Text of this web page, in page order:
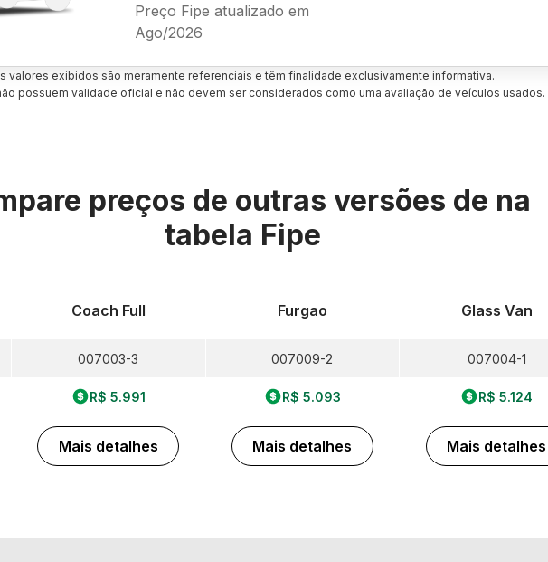
Preço Fipe atualizado em
Ago/2026
valores exibidos são meramente referenciais e têm finalidade exclusivamente informativa.
possuem validade oficial e não devem ser considerados como uma avaliação de veículos usados.
preços de outras versões de na
tabela Fipe
Coach Full
007003-3
R$ 5.991
Mais detalhes
Furgao
007009-2
R$ 5.093
Mais detalhes
Glass Van
007004-1
R$ 5.124
Mais detalhes